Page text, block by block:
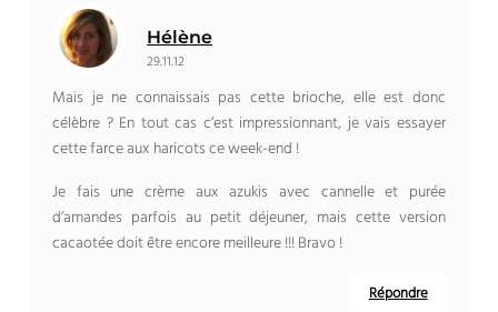
Hélène
29.11.12
Mais je ne connaissais pas cette brioche, elle est donc
célèbre ? En tout cas c’est impressionnant, je vais essayer
cette farce aux haricots ce week-end !
Je fais une crème aux azukis avec cannelle et purée
d’amandes parfois au petit déjeuner, mais cette version
cacaotée doit être encore meilleure !!! Bravo !
Répondre